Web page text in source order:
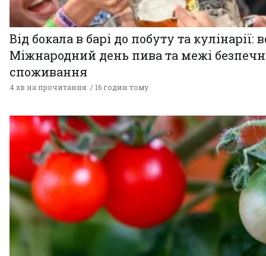
Від бокала в барі до побуту та кулінарії:
Міжнародний день пива та межі
споживання
4 хв на прочитання 16 годин тому